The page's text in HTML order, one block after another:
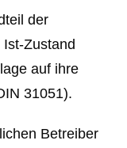
der
Zustand
auf ihre
31051).
Betreiber